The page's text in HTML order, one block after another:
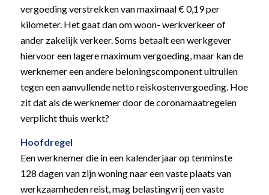
vergoeding verstrekken van maximaal € 0,19 per
kilometer. Het gaat dan om woon- werkverkeer of
ander zakelijk verkeer. Soms betaalt een werkgever
hiervoor een lagere maximum vergoeding, maar kan de
werknemer een andere beloningscomponent uitruilen
tegen een aanvullende netto reiskostenvergoeding. Hoe
zit dat als de werknemer door de coronamaatregelen
verplicht thuis werkt?
Hoofdregel
Een werknemer die in een kalenderjaar op tenminste
128 dagen van zijn woning naar een vaste plaats van
werkzaamheden reist, mag belastingvrij een vaste